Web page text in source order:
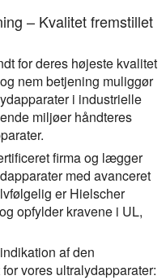
– Kvalitet fremstillet
for deres højeste kvalitet
nem betjening muliggør
i industrielle
miljøer håndteres
firma og lægger
med avanceret
er Hielscher
opfylder kravene i UL,
af den
vores ultralydapparater: